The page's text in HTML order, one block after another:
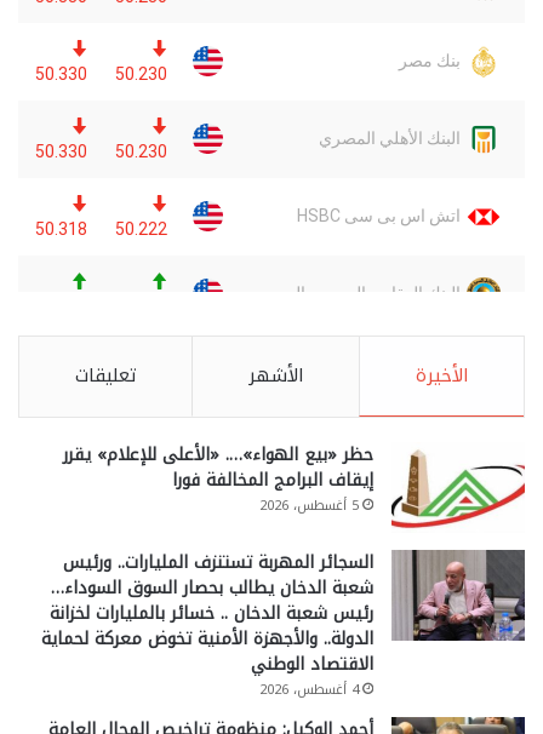
الأخيرة الأشهر تعليقات
حظر «بيع الهواء»…. «الأعلى للإعلام» يقرر
إيقاف البرامج المخالفة فورا
5 أغسطس، 2026
السجائر المهربة تستنزف المليارات.. ورئيس
شعبة الدخان يطالب بحصار السوق السوداء…
رئيس شعبة الدخان .. خسائر بالمليارات لخزانة
الدولة.. والأجهزة الأمنية تخوض معركة لحماية
الاقتصاد الوطني
4 أغسطس، 2026